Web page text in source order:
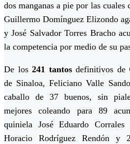
dos manganas a pie por las cuales
Guillermo Domínguez Elizondo
y José Salvador Torres Bracho
la competencia por medio de su
De los 241 tantosdefinitivos de
de Sinaloa, Feliciano Valle
caballo de 37 buenos, sin
mejores coleando para 89
quiniela José Eduardo
Horacio Rodríguez Rendón y